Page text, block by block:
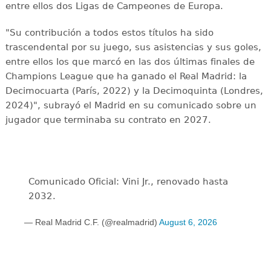
entre ellos dos Ligas de Campeones de Europa.
"Su contribución a todos estos títulos ha sido
trascendental por su juego, sus asistencias y sus goles,
entre ellos los que marcó en las dos últimas finales de
Champions League que ha ganado el Real Madrid: la
Decimocuarta (París, 2022) y la Decimoquinta (Londres,
2024)", subrayó el Madrid en su comunicado sobre un
jugador que terminaba su contrato en 2027.
Comunicado Oficial: Vini Jr., renovado hasta
2032.
— Real Madrid C.F. (@realmadrid) August 6, 2026